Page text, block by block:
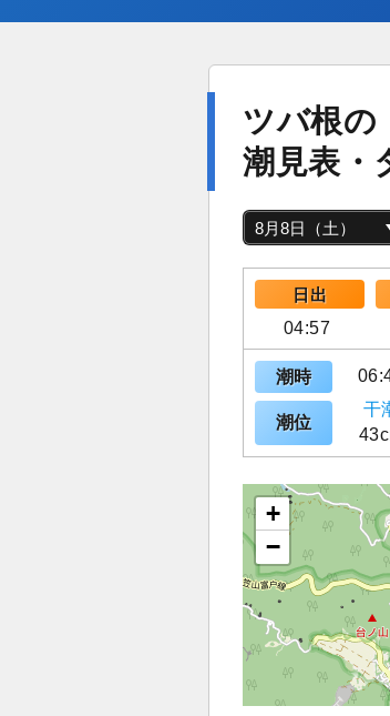
ツバ根の
潮見表・
日出
04:57
潮時
潮位
干
+
−